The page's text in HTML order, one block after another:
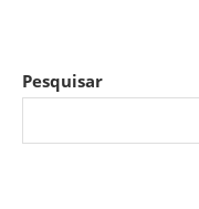
Pesquisar